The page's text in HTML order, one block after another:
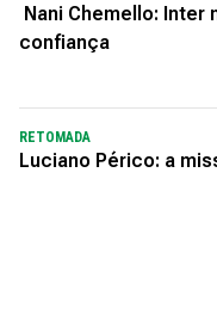
Nani Chemello:
confiança
RETOMADA
Luciano Périco: a